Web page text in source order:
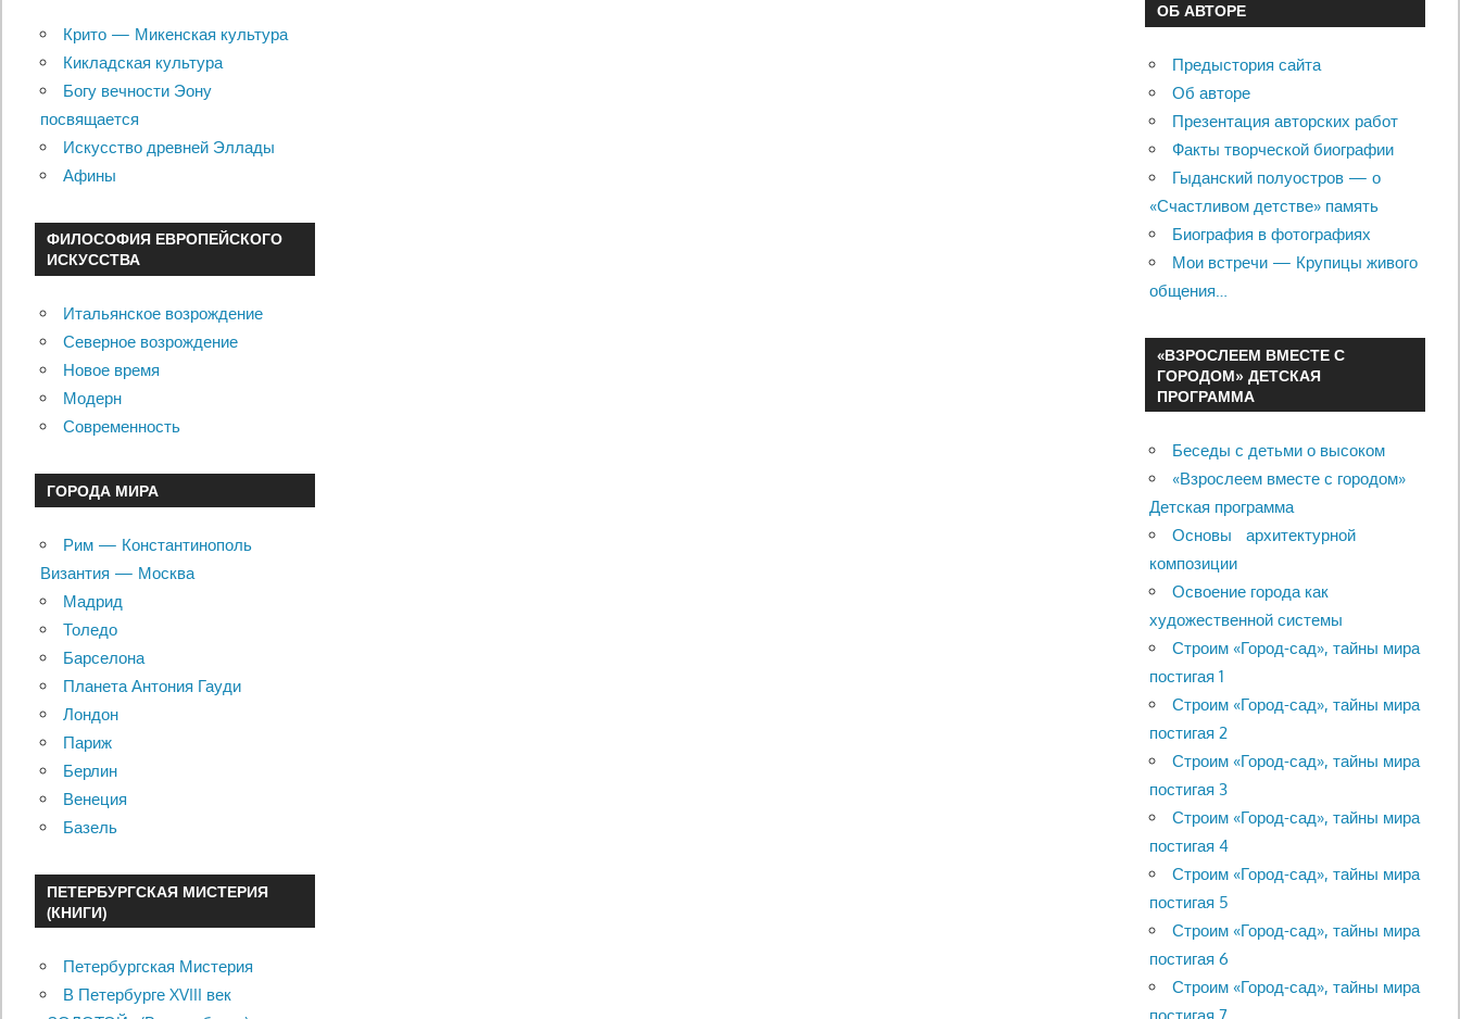
Крито — Микенская культура
Кикладская культура
Богу вечности Эону
посвящается
Искусство древней Эллады
Афины
ФИЛОСОФИЯ ЕВРОПЕЙСКОГО
ИСКУССТВА
Итальянское возрождение
Северное возрождение
Новое время
Модерн
Современность
ГОРОДА МИРА
Рим — Константинополь
Византия — Москва
Мадрид
Толедо
Барселона
Планета Антония Гауди
Лондон
Париж
Берлин
Венеция
Базель
ПЕТЕРБУРГСКАЯ МИСТЕРИЯ
(КНИГИ)
Петербургская Мистерия
В Петербурге XVIII век
ОБ АВТОРЕ
Предыстория сайта
Об авторе
Презентация авторских работ
Факты творческой биографии
Гыданский полуостров — о
«Счастливом детстве» память
Биография в фотографиях
Мои встречи — Крупицы живого
общения…
«ВЗРОСЛЕЕМ ВМЕСТЕ С
ГОРОДОМ» ДЕТСКАЯ
ПРОГРАММА
Беседы с детьми о высоком
«Взрослеем вместе с городом»
Детская программа
Основы архитектурной
композиции
Освоение города как
художественной системы
Строим «Город-сад», тайны мира
постигая 1
Строим «Город-сад», тайны мира
постигая 2
Строим «Город-сад», тайны мира
постигая 3
Строим «Город-сад», тайны мира
постигая 4
Строим «Город-сад», тайны мира
постигая 5
Строим «Город-сад», тайны мира
постигая 6
Строим «Город-сад», тайны мира